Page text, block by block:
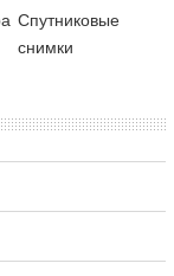
Cпутниковые
снимки